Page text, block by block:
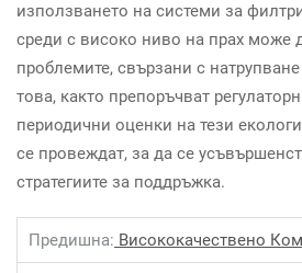
използването на системи за
среди с високо ниво на прах може
проблемите, свързани с
това, както препоръчват
периодични оценки на тези
се провеждат, за да се
стратегиите за поддръжка.
Предишна: Висококачествено Комутационно Оборудване